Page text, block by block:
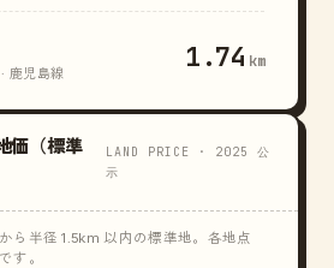
鹿児島線 1.74 km
価（標準
LAND PRICE · 2025 公
示
ら半径 1.5km 以内の標準地。各地点
す。